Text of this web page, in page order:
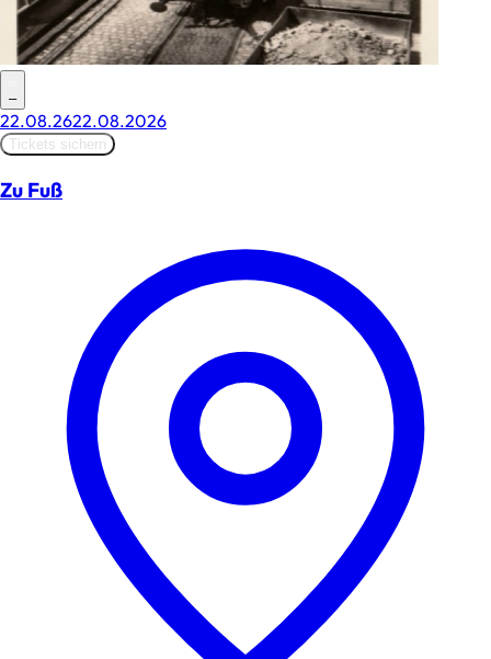
–
22.08.2622.08.2026
Tickets sichern
Zu Fuß